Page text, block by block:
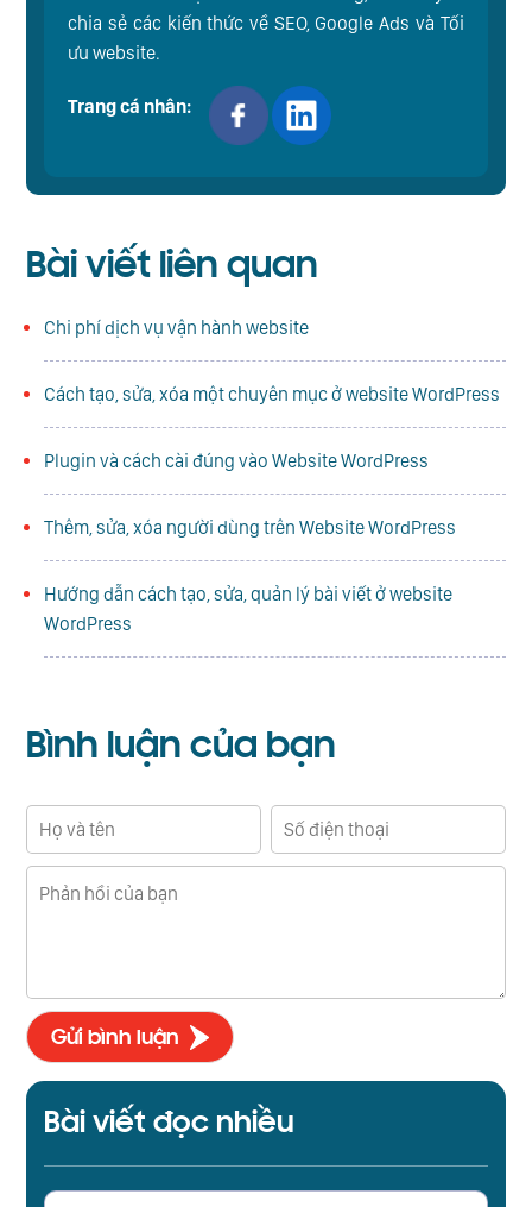
chia sẻ các kiến thức về SEO, Google Ads và Tối
ưu website.
Trang cá nhân:
Bài viết liên quan
Chi phí dịch vụ vận hành website
Cách tạo, sửa, xóa một chuyên mục ở website WordPress
Plugin và cách cài đúng vào Website WordPress
Thêm, sửa, xóa người dùng trên Website WordPress
Hướng dẫn cách tạo, sửa, quản lý bài viết ở website
WordPress
Bình luậncủa bạn
Bài viết đọc nhiều